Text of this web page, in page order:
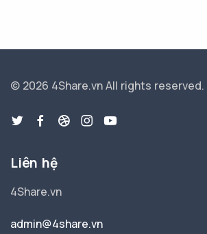
© 2026 4Share.vnAll rights reserved.
Liên hệ
4Share.vn
admin@4share.vn